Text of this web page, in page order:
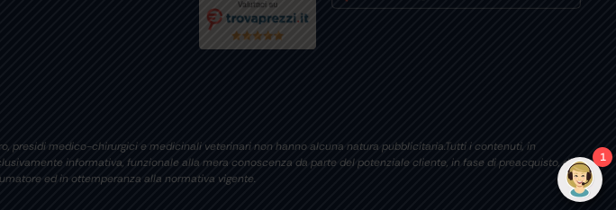
medico-chirurgici e medicinali veterinari non hanno alcuna natura pubblicitaria.Tutti i contenuti, in
informativa, funzionale alla mera conoscenza da parte del potenziale cliente, in fase di preacquisto, di
ed in ottemperanza alla normativa vigente.
1